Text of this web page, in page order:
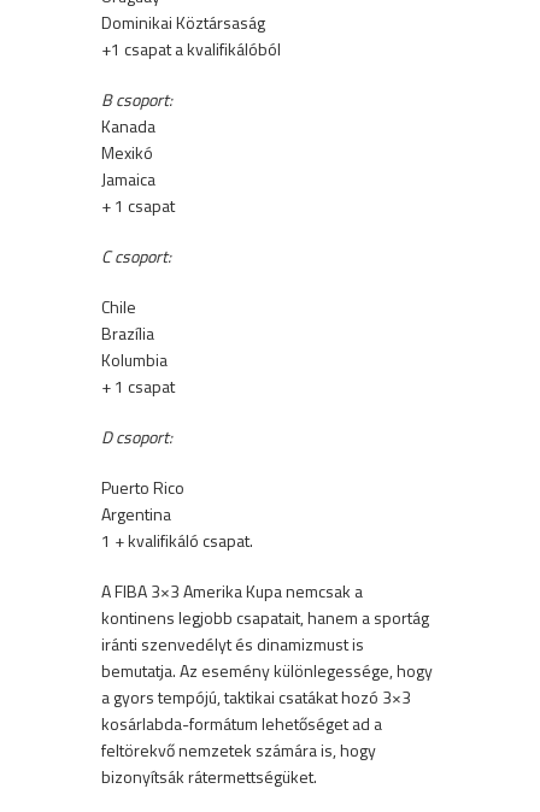
Dominikai Köztársaság
+1 csapat a kvalifikálóból
B csoport:
Kanada
Mexikó
Jamaica
+ 1 csapat
C csoport:
Chile
Brazília
Kolumbia
+ 1 csapat
D csoport:
Puerto Rico
Argentina
1 + kvalifikáló csapat.
A FIBA 3×3 Amerika Kupa nemcsak a
kontinens legjobb csapatait, hanem a sportág
iránti szenvedélyt és dinamizmust is
bemutatja. Az esemény különlegessége, hogy
a gyors tempójú, taktikai csatákat hozó 3×3
kosárlabda-formátum lehetőséget ad a
feltörekvő nemzetek számára is, hogy
bizonyítsák rátermettségüket.